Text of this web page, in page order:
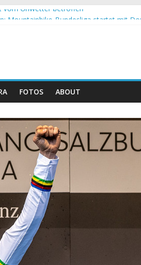
vom Unwetter betroffen
FOTOS ABOUT